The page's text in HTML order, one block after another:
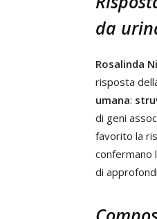
da
Rosalinda
risposta
umana:
di geni
favorito la
confermano
di